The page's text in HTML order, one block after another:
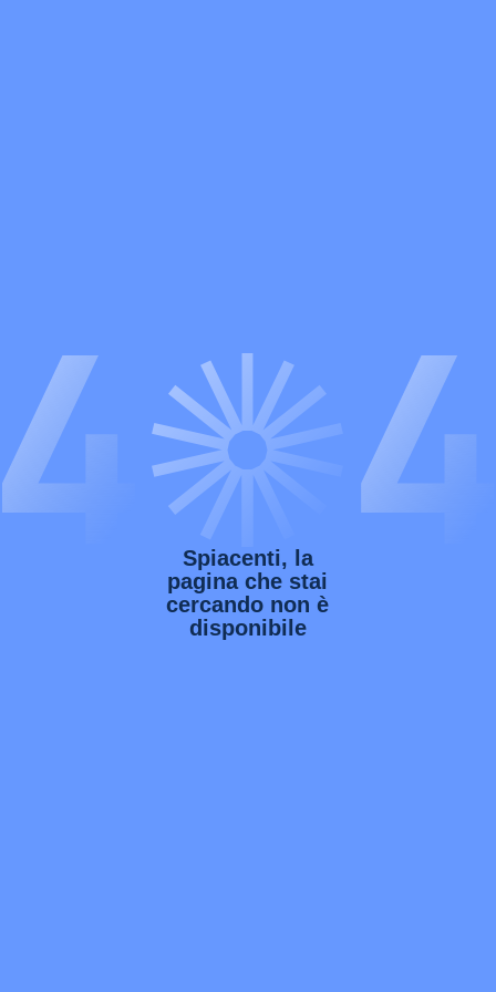
Spiacenti, la
pagina che stai
cercando non è
disponibile